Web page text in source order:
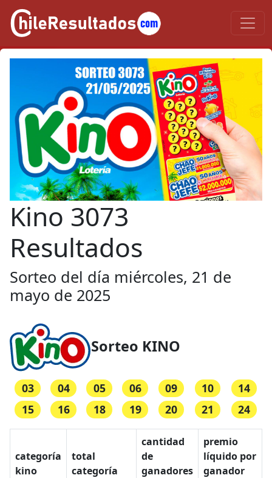
Kino 3073
Resultados
Sorteo del día miércoles, 21 de
mayo de 2025
Sorteo KINO
03 04 05 06 09 10
14
15
16 18 19 20 21 24
categoría
kino
total
categoría
cantidad
de
ganadores
premio
líquido por
ganador